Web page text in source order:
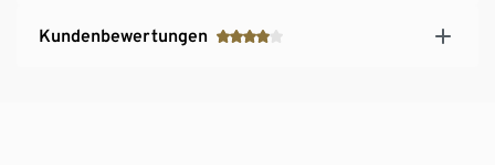
Kundenbewertungen